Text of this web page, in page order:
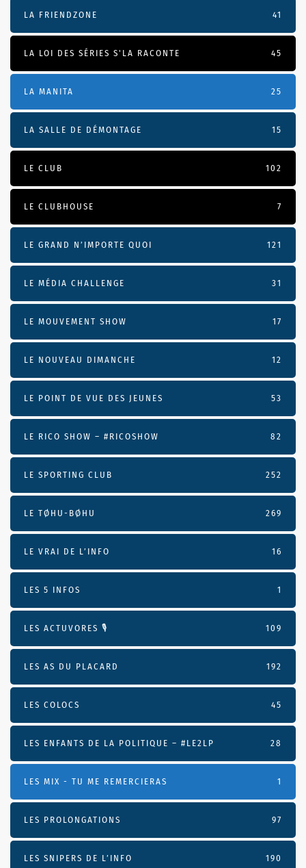
LA FRIENDZONE 41
LA LOI DES SÉRIES S'LA RACONTE 45
LA MANITA 25
LA SALLE DE DÉMONTAGE 15
LE CLUB 102
LE CLUBHOUSE 7
LE GRAND N’IMPORTE QUOI 121
LE MÉDIA CHALLENGE 31
LE MOUVEMENT SHOW 17
LE NOUVEAU DIMANCHE 12
LE POINT DE VUE DES JEUNES 53
LE RICO SHOW – #RICOSHOW 82
LE SPORTING CLUB 252
LE TØHU-BØHU 269
LE VRAI DE L’INFO 16
LES 5 INFOS 1
LES ACTUVORES 🎙 109
LES AS DU PLACARD 192
LES COLOCS 45
LES ENFANTS DE LA POLITIQUE – #LE2LP 28
LES MIX - TU ME REMERCIERAS 1
LES PROLONGATIONS 97
LES SNIPERS DE L’INFO 190